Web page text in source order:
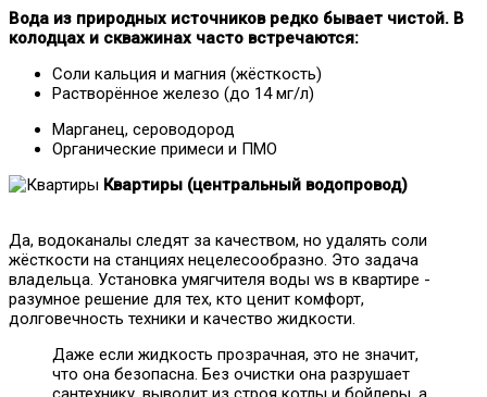
Вода из природных источников редко бывает чистой. В
колодцах и скважинах часто встречаются:
Соли кальция и магния (жёсткость)
Растворённое железо (до 14 мг/л)
Марганец, сероводород
Органические примеси и ПМО
Квартиры (центральный водопровод)
Да, водоканалы следят за качеством, но удалять соли
жёсткости на станциях нецелесообразно. Это задача
владельца. Установка умягчителя воды ws в квартире -
разумное решение для тех, кто ценит комфорт,
долговечность техники и качество жидкости.
Даже если жидкость прозрачная, это не значит,
что она безопасна. Без очистки она разрушает